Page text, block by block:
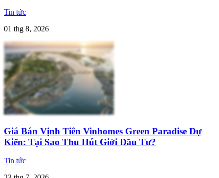
Tin tức
01 thg 8, 2026
Giá Bán Vịnh Tiên Vinhomes Green Paradise Dự
Kiến: Tại Sao Thu Hút Giới Đầu Tư?
Tin tức